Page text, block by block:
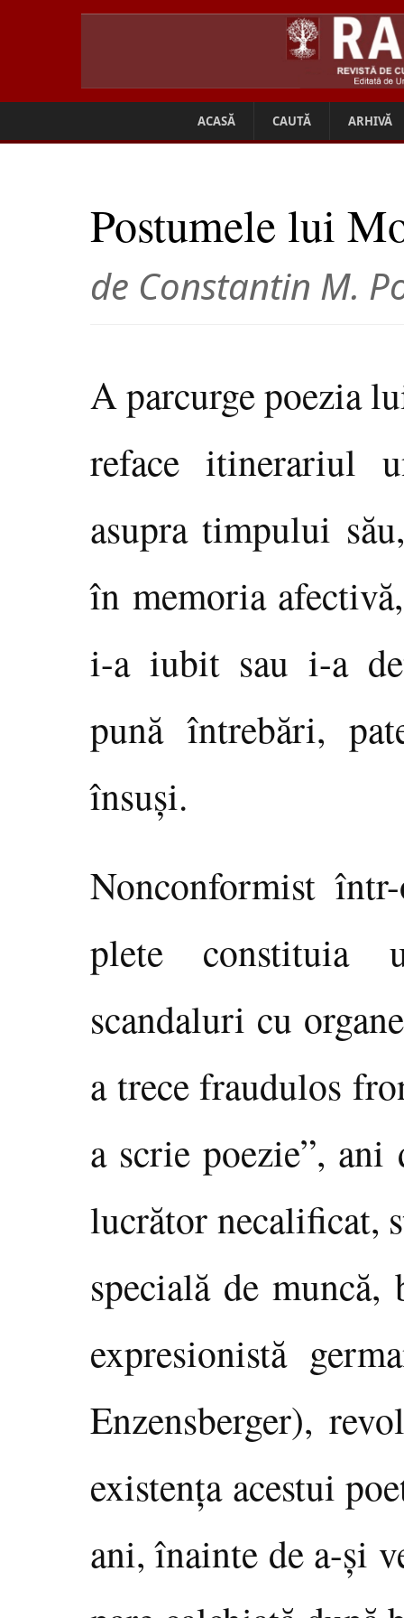
ACASĂ CAUTĂ ARHIVĂ
Postumele lui
de Constantin M.
A parcurge poezia
reface itinerariul
asupra timpului
în memoria
i-a iubit sau i-a
pună întrebări,
însuşi.
Nonconformist
plete
scandaluri cu
a trece fraudulos
a scrie poezie”,
lucrător necalificat,
specială de
expresionistă
Enzensberger),
existenţa acestui
ani, înainte de a-şi